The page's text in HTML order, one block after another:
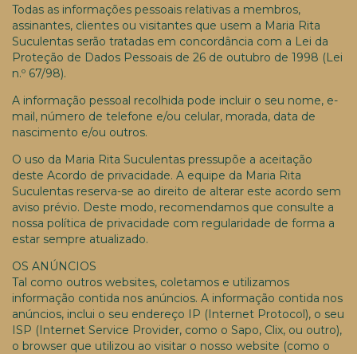
Todas as informações pessoais relativas a membros,
assinantes, clientes ou visitantes que usem a Maria Rita
Suculentas serão tratadas em concordância com a Lei da
Proteção de Dados Pessoais de 26 de outubro de 1998 (Lei
n.º 67/98).
A informação pessoal recolhida pode incluir o seu nome, e-
mail, número de telefone e/ou celular, morada, data de
nascimento e/ou outros.
O uso da Maria Rita Suculentas pressupõe a aceitação
deste Acordo de privacidade. A equipe da Maria Rita
Suculentas reserva-se ao direito de alterar este acordo sem
aviso prévio. Deste modo, recomendamos que consulte a
nossa política de privacidade com regularidade de forma a
estar sempre atualizado.
OS ANÚNCIOS
Tal como outros websites, coletamos e utilizamos
informação contida nos anúncios. A informação contida nos
anúncios, inclui o seu endereço IP (Internet Protocol), o seu
ISP (Internet Service Provider, como o Sapo, Clix, ou outro),
o browser que utilizou ao visitar o nosso website (como o